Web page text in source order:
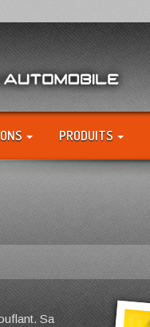
PRODUITS
Sa